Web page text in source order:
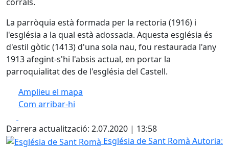
La parròquia està formada per la rectoria (1916) i
l'església a la qual està adossada. Aquesta església és
d'estil gòtic (1413) d'una sola nau, fou restaurada l'any
1913 afegint-s'hi l'absis actual, en portar la
parroquialitat des de l'església del Castell.
Amplieu el mapa
Com arribar-hi
+
−
Darrera actualització: 2.07.2020 | 13:58
Església de Sant Romà
Església de Sant Romà Autoria: